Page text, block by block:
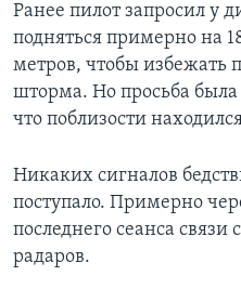
Ранее пилот запросил у
подняться примерно на
метров, чтобы избежать
шторма. Но просьба была
что поблизости
Никаких сигналов
поступало. Примерно
последнего сеанса связи
радаров.